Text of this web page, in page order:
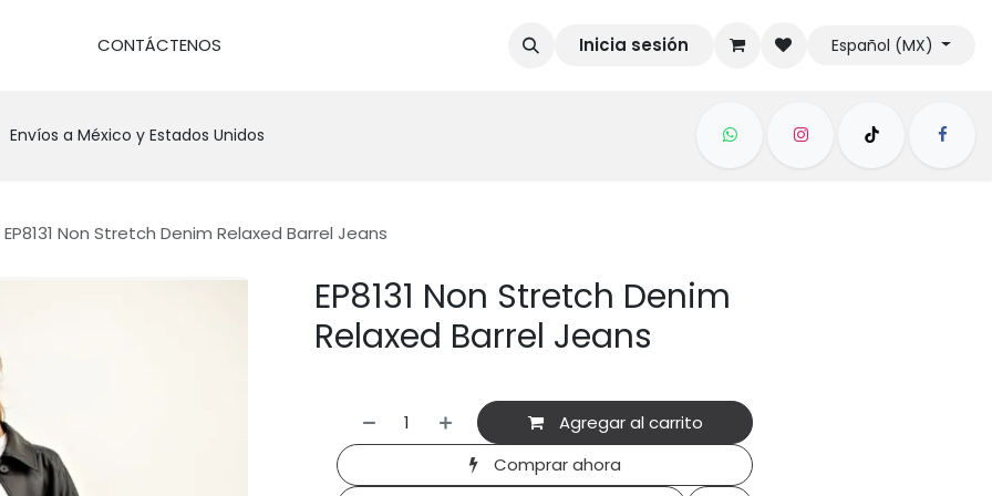
CONTÁCTENOS Inicia sesión Español (MX)
Envíos a México y Estados Unidos
EP8131 Non Stretch Denim Relaxed Barrel Jeans
EP8131 Non Stretch Denim
Relaxed Barrel Jeans
Agregar al carrito
Comprar ahora